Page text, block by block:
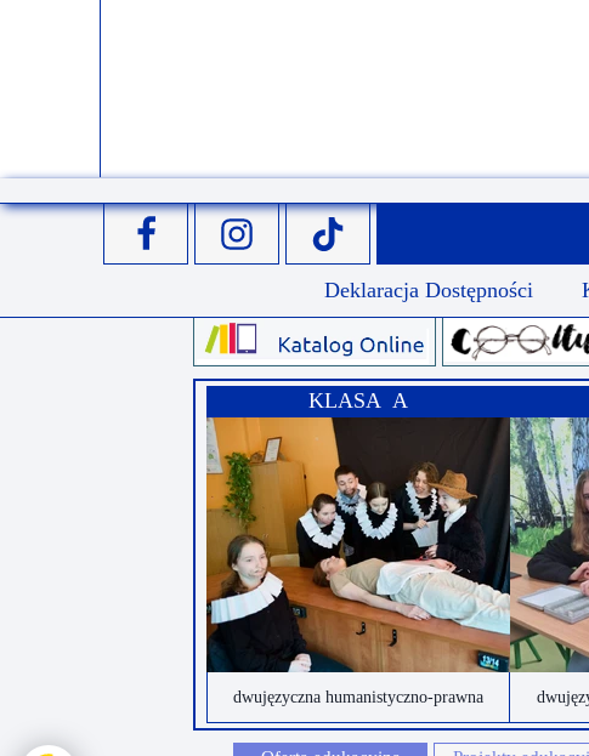
KLASA A
dwujęzyczna humanistyczno-prawna
Deklaracja Dostępności